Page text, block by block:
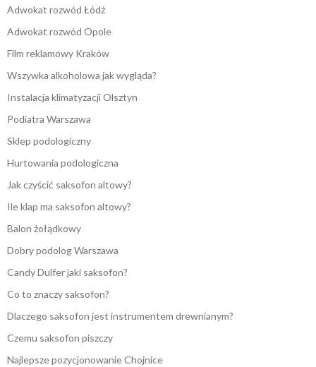
Adwokat rozwód Łódź
Adwokat rozwód Opole
Film reklamowy Kraków
Wszywka alkoholowa jak wygląda?
Instalacja klimatyzacji Olsztyn
Podiatra Warszawa
Sklep podologiczny
Hurtowania podologiczna
Jak czyścić saksofon altowy?
Ile klap ma saksofon altowy?
Balon żołądkowy
Dobry podolog Warszawa
Candy Dulfer jaki saksofon?
Co to znaczy saksofon?
Dlaczego saksofon jest instrumentem drewnianym?
Czemu saksofon piszczy
Najlepsze pozycjonowanie Chojnice